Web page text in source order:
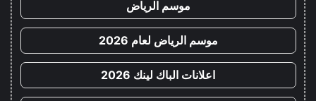
موسم الرياض
موسم الرياض لعام 2026
اعلانات الباك لينك 2026